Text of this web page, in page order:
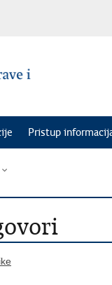
Pristup